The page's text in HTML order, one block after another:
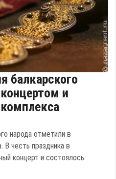
балкарского
и
народа отметили в
В честь праздника в
концерт и состоялось